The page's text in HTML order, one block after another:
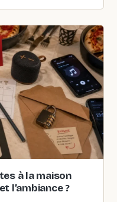
à la maison
l’ambiance ?